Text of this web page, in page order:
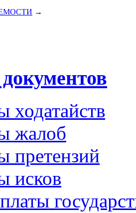
→
ходатайств
жалоб
претензий
исков